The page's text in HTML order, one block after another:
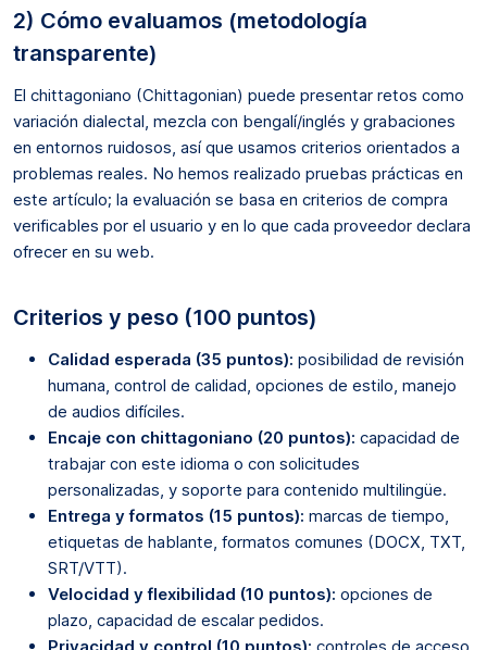
2) Cómo evaluamos (metodología
transparente)
El chittagoniano (Chittagonian) puede presentar retos como
variación dialectal, mezcla con bengalí/inglés y grabaciones
en entornos ruidosos, así que usamos criterios orientados a
problemas reales. No hemos realizado pruebas prácticas en
este artículo; la evaluación se basa en criterios de compra
verificables por el usuario y en lo que cada proveedor declara
ofrecer en su web.
Criterios y peso (100 puntos)
Calidad esperada (35 puntos): posibilidad de revisión
humana, control de calidad, opciones de estilo, manejo
de audios difíciles.
Encaje con chittagoniano (20 puntos): capacidad de
trabajar con este idioma o con solicitudes
personalizadas, y soporte para contenido multilingüe.
Entrega y formatos (15 puntos): marcas de tiempo,
etiquetas de hablante, formatos comunes (DOCX, TXT,
SRT/VTT).
Velocidad y flexibilidad (10 puntos): opciones de
plazo, capacidad de escalar pedidos.